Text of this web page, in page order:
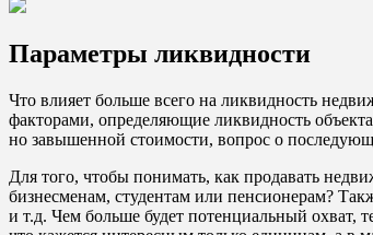
Параметры ликвидности
Что влияет больше всего на ликвидность
факторами, определяющие ликвидность
но завышенной стоимости, вопрос о
Для того, чтобы понимать, как продавать
бизнесменам, студентам или пенсионерам?
и т.д. Чем больше будет потенциальный охват,